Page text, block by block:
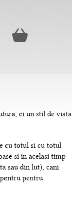
ci un stil de viata
cu totul si cu totul
si in acelasi timp
sau din lut), cani
pentru